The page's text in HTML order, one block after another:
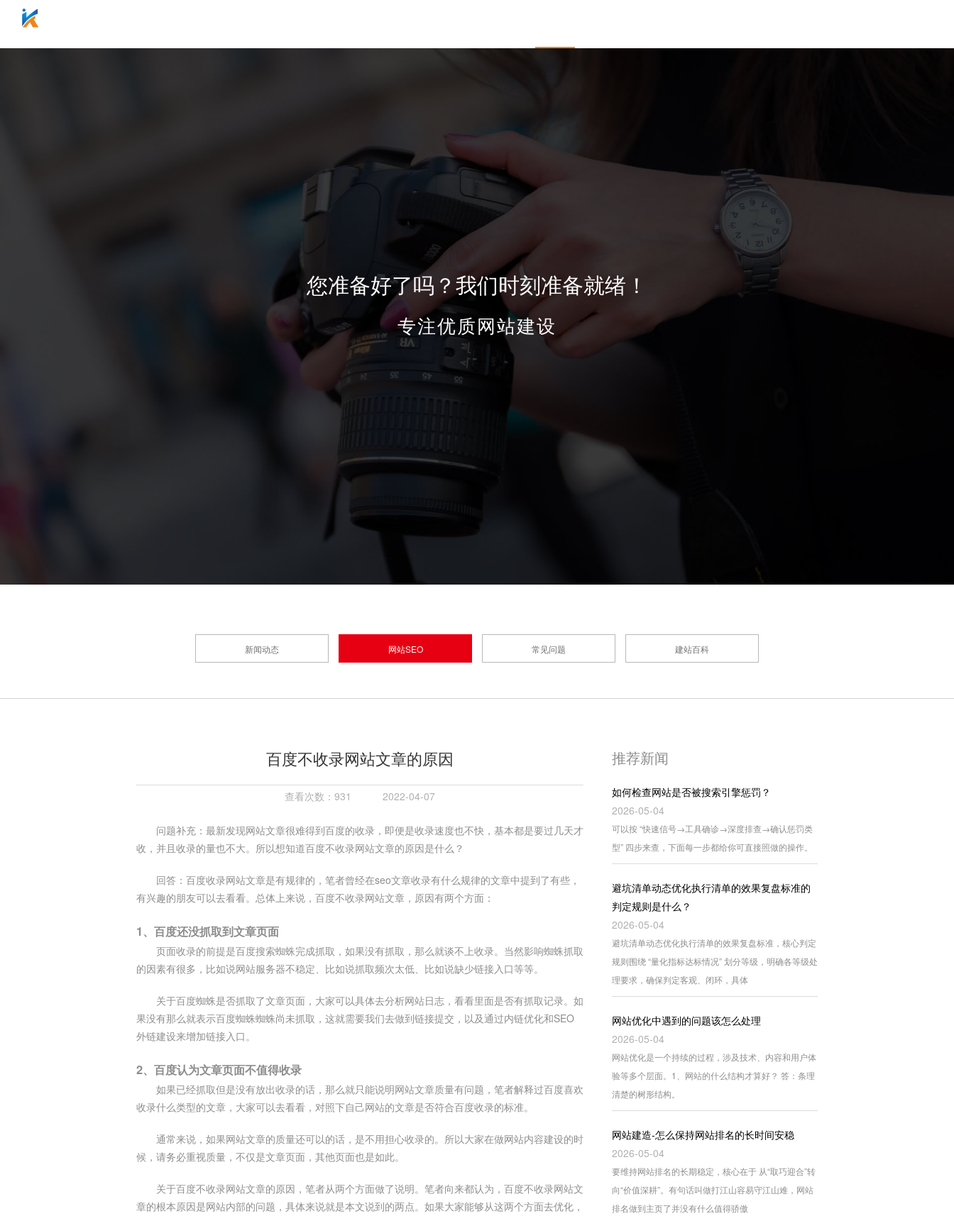
您准备好了吗？我们时刻准备就绪！
专注优质网站建设
新闻动态 网站SEO 常见问题 建站百科
百度不收录网站文章的原因
查看次数：931 2022-04-07
问题补充：最新发现网站文章很难得到百度的收录，即便是收录速度也不快，基本都是要过几天才
收，并且收录的量也不大。所以想知道百度不收录网站文章的原因是什么？
回答：百度收录网站文章是有规律的，笔者曾经在seo文章收录有什么规律的文章中提到了有些，
有兴趣的朋友可以去看看。总体上来说，百度不收录网站文章，原因有两个方面：
1、百度还没抓取到文章页面
页面收录的前提是百度搜索蜘蛛完成抓取，如果没有抓取，那么就谈不上收录。当然影响蜘蛛抓取
的因素有很多，比如说网站服务器不稳定、比如说抓取频次太低、比如说缺少链接入口等等。
关于百度蜘蛛是否抓取了文章页面，大家可以具体去分析网站日志，看看里面是否有抓取记录。如
果没有那么就表示百度蜘蛛蜘蛛尚未抓取，这就需要我们去做到链接提交，以及通过内链优化和SEO
外链建设来增加链接入口。
2、百度认为文章页面不值得收录
如果已经抓取但是没有放出收录的话，那么就只能说明网站文章质量有问题，笔者解释过百度喜欢
收录什么类型的文章，大家可以去看看，对照下自己网站的文章是否符合百度收录的标准。
通常来说，如果网站文章的质量还可以的话，是不用担心收录的。所以大家在做网站内容建设的时
候，请务必重视质量，不仅是文章页面，其他页面也是如此。
关于百度不收录网站文章的原因，笔者从两个方面做了说明。笔者向来都认为，百度不收录网站文
章的根本原因是网站内部的问题，具体来说就是本文说到的两点。如果大家能够从这两个方面去优化，
推荐新闻
如何检查网站是否被搜索引擎惩罚？
2026-05-04
可以按 “快速信号→工具确诊→深度排查→确认惩罚类
型” 四步来查，下面每一步都给你可直接照做的操作。
避坑清单动态优化执行清单的效果复盘标准的
判定规则是什么？
2026-05-04
避坑清单动态优化执行清单的效果复盘标准，核心判定
规则围绕 “量化指标达标情况” 划分等级，明确各等级处
理要求，确保判定客观、闭环，具体
网站优化中遇到的问题该怎么处理
2026-05-04
网站优化是一个持续的过程，涉及技术、内容和用户体
验等多个层面。1、网站的什么结构才算好？ 答：条理
清楚的树形结构。
网站建造-怎么保持网站排名的长时间安稳
2026-05-04
要维持网站排名的长期稳定，核心在于 从“取巧迎合”转
向“价值深耕”。有句话叫做打江山容易守江山难，网站
排名做到主页了并没有什么值得骄傲